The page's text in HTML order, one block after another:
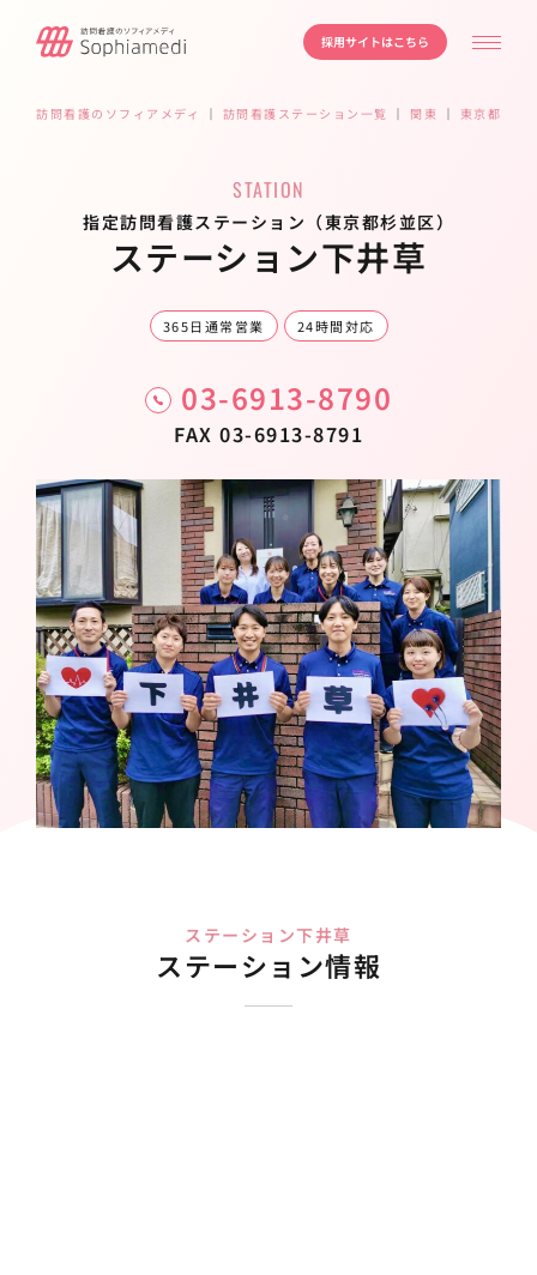
採用サイトはこちら
訪問看護のソフィアメディ ｜ 訪問看護ステーション一覧 ｜ 関東 ｜ 東京都
STATION
指定訪問看護ステーション（東京都杉並区）
ステーション下井草
365日通常営業 24時間対応
03-6913-8790
FAX 03-6913-8791
ステーション下井草
ステーション情報